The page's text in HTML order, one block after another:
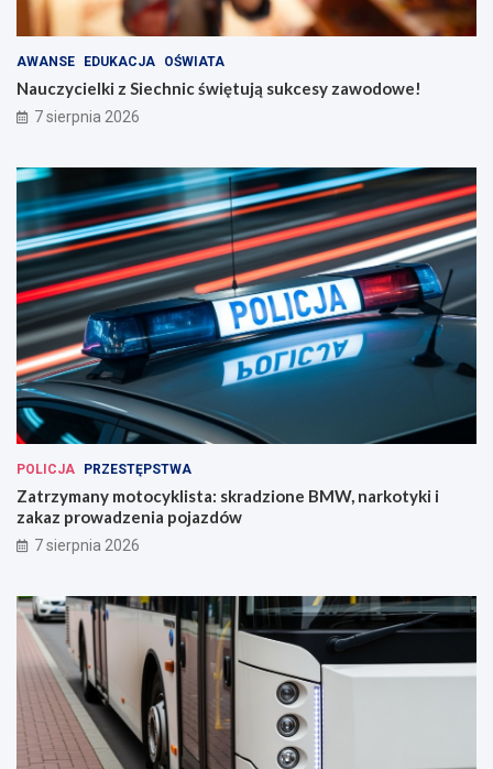
AWANSE EDUKACJA OŚWIATA
Nauczycielki z Siechnic świętują sukcesy zawodowe!
7 sierpnia 2026
POLICJA PRZESTĘPSTWA
Zatrzymany motocyklista: skradzione BMW, narkotyki i
zakaz prowadzenia pojazdów
7 sierpnia 2026